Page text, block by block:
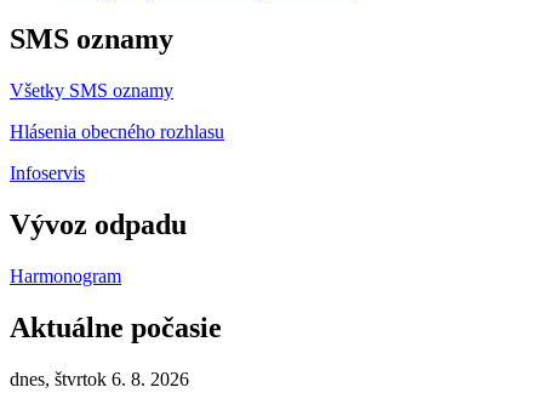
SMS oznamy
Všetky SMS oznamy
Hlásenia obecného rozhlasu
Infoservis
Vývoz odpadu
Harmonogram
Aktuálne počasie
dnes, štvrtok 6. 8. 2026